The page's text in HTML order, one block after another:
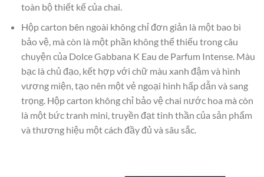
toàn bộ thiết kế của chai.
Hộp carton bên ngoài không chỉ đơn giản là một bao bì
bảo vệ, mà còn là một phần không thể thiếu trong câu
chuyện của Dolce Gabbana K Eau de Parfum Intense. Màu
bạc là chủ đạo, kết hợp với chữ màu xanh đậm và hình
vương miện, tạo nên một vẻ ngoại hình hấp dẫn và sang
trọng. Hộp carton không chỉ bảo vệ chai nước hoa mà còn
là một bức tranh mini, truyền đạt tinh thần của sản phẩm
và thương hiệu một cách đầy đủ và sâu sắc.